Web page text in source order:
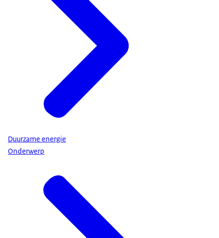
Duurzame energie
Onderwerp